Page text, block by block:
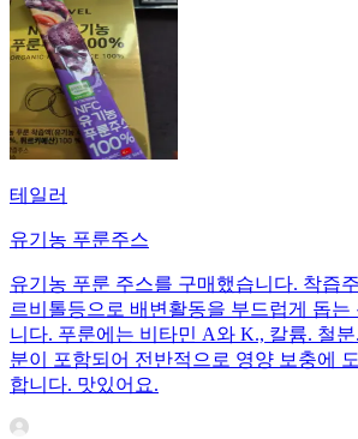
테일러
유기농 푸룬주스
유기농 푸룬 주스를 구매했습니다. 착즙
르비톨등으로 배변활동을 부드럽게 돕는
니다. 푸룬에는 비타민 A와 K., 칼륨. 철
분이 포함되어 전반적으로 영양 보충에
합니다. 맛있어요.